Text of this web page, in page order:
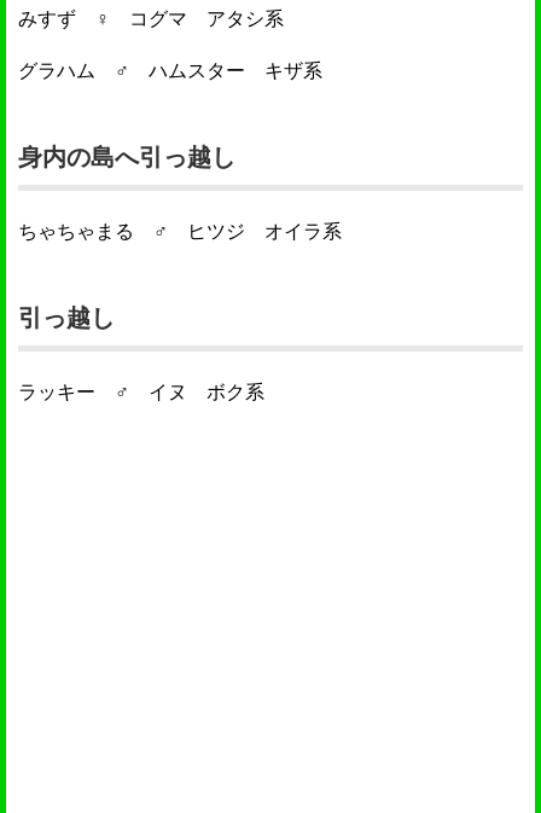
みすず ♀ コグマ アタシ系
グラハム ♂ ハムスター キザ系
身内の島へ引っ越し
ちゃちゃまる ♂ ヒツジ オイラ系
引っ越し
ラッキー ♂ イヌ ボク系